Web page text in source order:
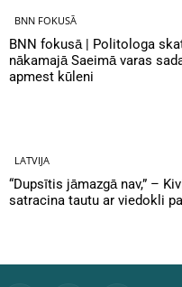
BNN FOKUSĀ
BNN fokusā | Politologa
nākamajā Saeimā varas
apmest kūleni
LATVIJA
“Dupsītis jāmazgā nav,” –
satracina tautu ar viedokli